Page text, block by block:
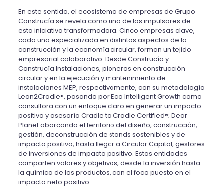
En este sentido, el ecosistema de empresas de Grupo
Construcía se revela como uno de los impulsores de
esta iniciativa transformadora. Cinco empresas clave,
cada una especializada en distintos aspectos de la
construcción y la economía circular, forman un tejido
empresarial colaborativo. Desde Construcía y
Construcía Instalaciones, pioneros en construcción
circular y en la ejecución y mantenimiento de
instalaciones MEP, respectivamente, con su metodología
Lean2Cradle®, pasando por Eco Intelligent Growth como
consultora con un enfoque claro en generar un impacto
positivo y asesoría Cradle to Cradle Certified®; Dear
Planet abarcando el territorio del diseño, construcción,
gestión, deconstrucción de stands sostenibles y de
impacto positivo, hasta llegar a Circular Capital, gestores
de inversiones de impacto positivo. Estas entidades
comparten valores y objetivos, desde la inversión hasta
la química de los productos, con el foco puesto en el
impacto neto positivo.